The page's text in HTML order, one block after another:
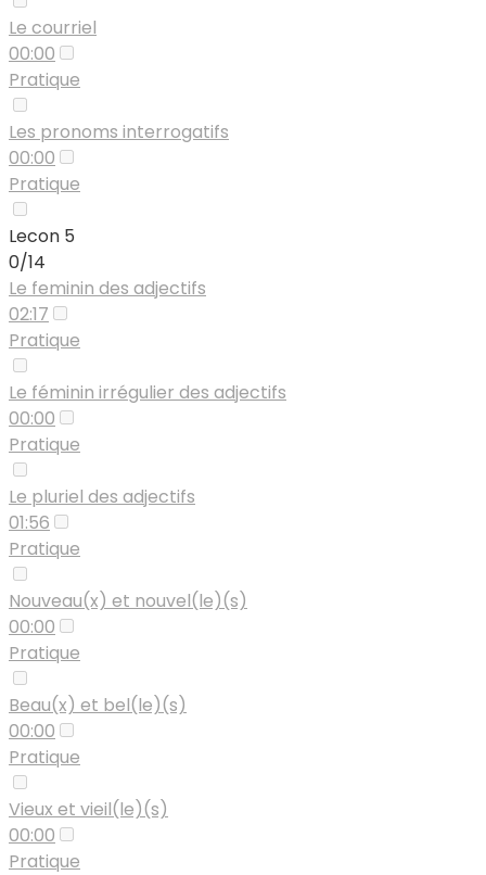
Le courriel
00:00
Pratique
Les pronoms interrogatifs
00:00
Pratique
Lecon 5
0/14
Le feminin des adjectifs
02:17
Pratique
Le féminin irrégulier des adjectifs
00:00
Pratique
Le pluriel des adjectifs
01:56
Pratique
Nouveau(x) et nouvel(le)(s)
00:00
Pratique
Beau(x) et bel(le)(s)
00:00
Pratique
Vieux et vieil(le)(s)
00:00
Pratique